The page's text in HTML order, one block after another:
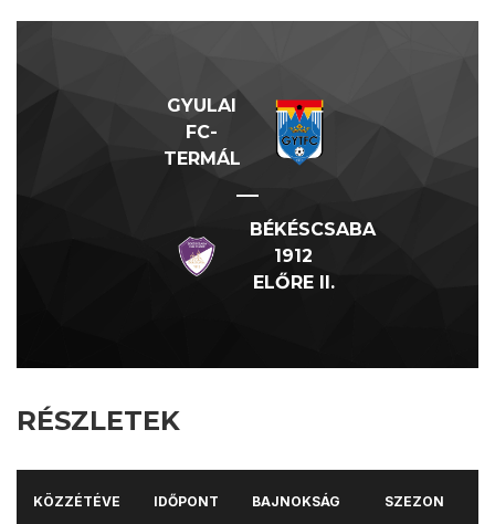
GYULAI
FC-
TERMÁL
—
BÉKÉSCSABA
1912
ELŐRE II.
RÉSZLETEK
KÖZZÉTÉVE IDŐPONT BAJNOKSÁG SZEZON